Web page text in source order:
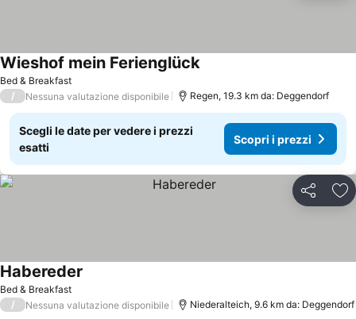
Bed & Breakfast
Wieshof mein FerienglückScopri i prezzi
/ Nessuna valutazione disponibile Regen, 19.3 km da: Deggendorf
Scegli le date per vedere i prezzi
esatti
Scopri i prezzi
Condividi
Bed & Breakfast
Habereder
/ Nessuna valutazione disponibile Niederalteich, 9.6 km da: Deggendorf